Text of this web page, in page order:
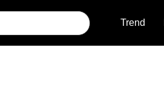
Trend